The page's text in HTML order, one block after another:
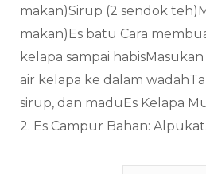
makan)Sirup (2 sendok
makan)Es batu Cara
kelapa sampai
air kelapa ke dalam
sirup, dan maduEs Kelapa
2. Es Campur Bahan: